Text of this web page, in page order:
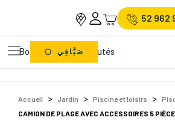
52 962
Bons Plans Nouveautés
صَيَّافِي
Accueil Jardin Piscine et loisirs
CAMION DE PLAGE AVEC ACCESSOIRES 5